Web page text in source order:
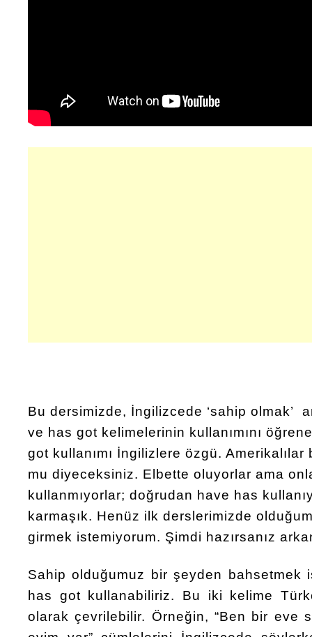
Bu dersimizde, İngilizcede ‘sahip olmak’
ve has got kelimelerinin kullanımını
got kullanımı İngilizlere özgü.
mu diyeceksiniz. Elbette oluyorlar ama
kullanmıyorlar; doğrudan have has
karmaşık. Henüz ilk derslerimizde
girmek istemiyorum. Şimdi hazırsanız
Sahip olduğumuz bir şeyden bahsetmek
has got kullanabiliriz. Bu iki kelime
olarak çevrilebilir. Örneğin, “Ben bir eve